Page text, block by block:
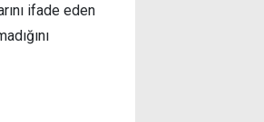
ifade eden